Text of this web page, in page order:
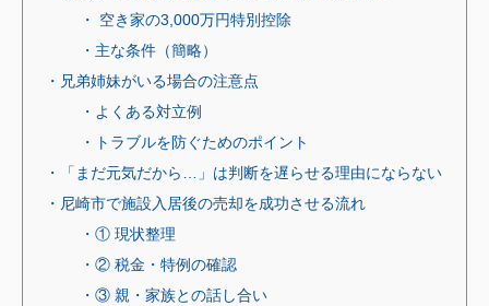
・ 空き家の3,000万円特別控除
・主な条件（簡略）
・兄弟姉妹がいる場合の注意点
・よくある対立例
・トラブルを防ぐためのポイント
・「まだ元気だから…」は判断を遅らせる理由にならない
・尼崎市で施設入居後の売却を成功させる流れ
・① 現状整理
・② 税金・特例の確認
・③ 親・家族との話し合い